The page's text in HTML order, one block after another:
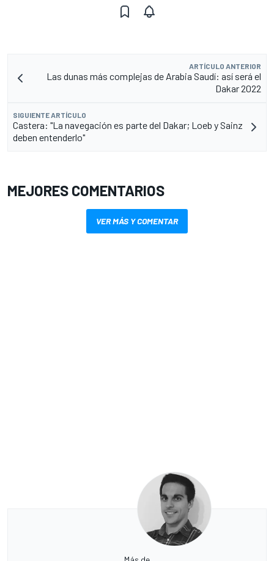
ARTÍCULO ANTERIOR
Las dunas más complejas de Arabia Saudí: así será el
Dakar 2022
SIGUIENTE ARTÍCULO
Castera: "La navegación es parte del Dakar; Loeb y Sainz
deben entenderlo"
MEJORES COMENTARIOS
VER MÁS Y COMENTAR